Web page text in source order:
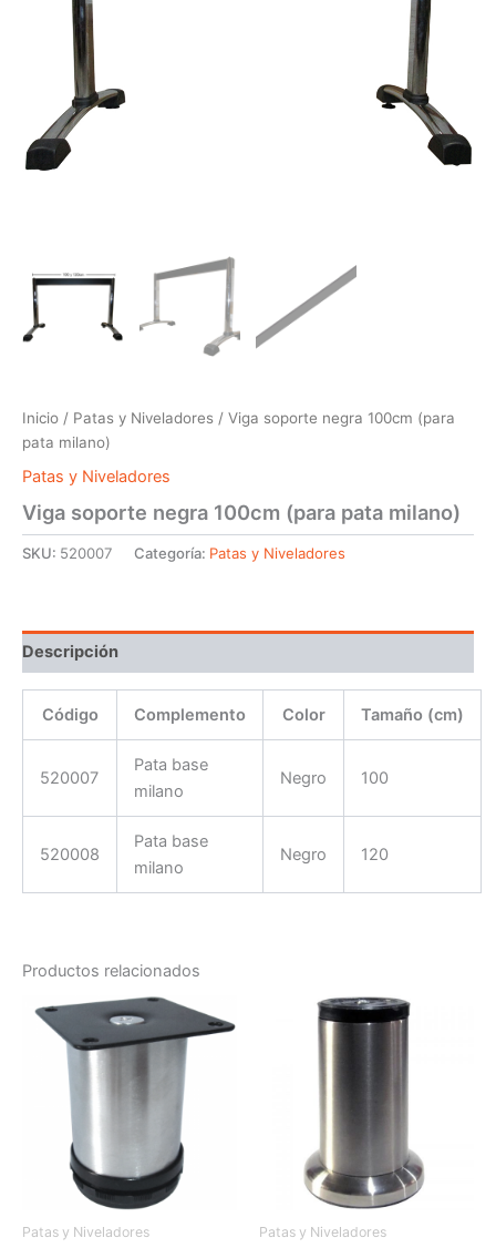
Inicio / Patas y Niveladores / Viga soporte negra 100cm (para
pata milano)
Patas y Niveladores
Viga soporte negra 100cm (para pata milano)
SKU: 520007 Categoría: Patas y Niveladores
Descripción
Código Complemento Color Tamaño (cm)
520007
Pata base
milano
Negro 100
520008
Pata base
milano
Negro 120
Productos relacionados
Patas y Niveladores Patas y Niveladores